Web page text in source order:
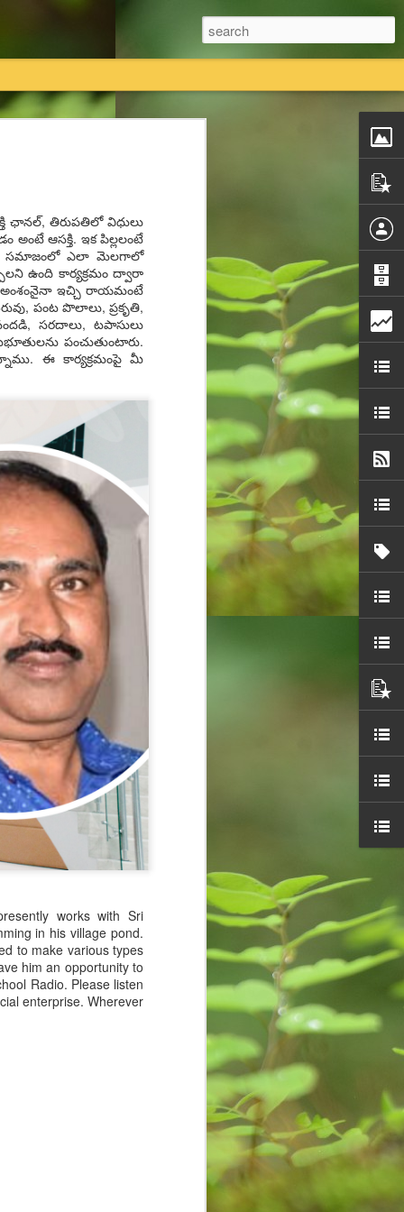
ఛాన‌ల్‌, తిరుప‌తిలో విధులు
అంటే ఆస‌క్తి. ఇక పిల్ల‌లంటే
స‌మాజంలో ఎలా మెల‌గాలో
ఉంది కార్య‌క్ర‌మం ద్వారా
అంశంనైనా ఇచ్చి రాయ‌మంటే
పంట పొలాలు, ప్ర‌కృతి,
స‌ర‌దాలు, ట‌పాసులు
పంచుతుంటారు.
ఈ కార్యక్ర‌మంపై మీ
works with Sri
in his village pond.
to make various types
him an opportunity to
Radio. Please listen
enterprise. Wherever
विधिक प्रक्रिया का पालन करते हुए कानूनी तौर
प्रमाण राधास्वामी सतसंग सभा के पास
सभा किसी की भी कोई नि
OCT
30
Overwhelming
response to
SPHEEHA
INTERNATIONAL
DRAWING AND
PAINTING
COMPETITION 2022
It is said that Drawing is a form of
visual art that has been used as a
specialised form of
communication before the
invention of the written language,
demonstrated by the production of
cave and rock paintings around
30,000 years ago. These initial
drawings are known as pictograms
which depicted objects and
paper or other two-dimensional
surface.